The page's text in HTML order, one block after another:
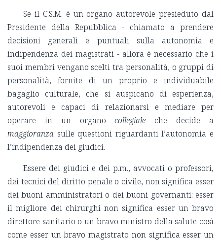
Se il C.S.M. è un organo autorevole presieduto dal
Presidente della Repubblica - chiamato a prendere
decisioni generali e puntuali sulla autonomia e
indipendenza dei magistrati - allora è necessario che i
suoi membri vengano scelti tra personalità, o gruppi di
personalità, fornite di un proprio e individuabile
bagaglio culturale, che si auspicano di esperienza,
autorevoli e capaci di relazionarsi e mediare per
operare in un organocollegiale che decide a
maggioranza sulle questioni riguardanti l’autonomia e
l’indipendenza dei giudici.
Essere dei giudici e dei p.m., avvocati o professori,
dei tecnici del diritto penale o civile, non significa esser
dei buoni amministratori o dei buoni governanti: esser
il migliore dei chirurghi non significa esser un bravo
direttore sanitario o un bravo ministro della salute così
come esser un bravo magistrato non significa esser un